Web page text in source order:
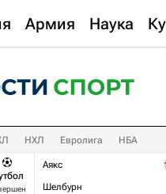
Армия Наука
НХЛ Евролига НБА
Аякс
Шелбурн